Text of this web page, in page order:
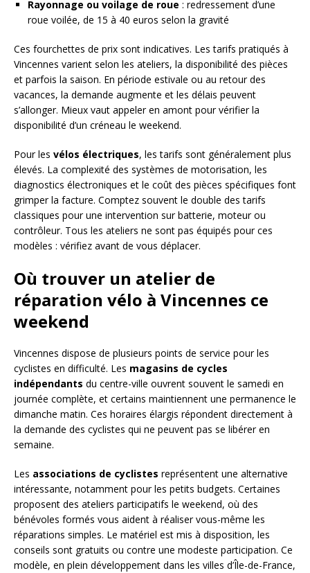
Rayonnage ou voilage de roue : redressement d’une
roue voilée, de 15 à 40 euros selon la gravité
Ces fourchettes de prix sont indicatives. Les tarifs pratiqués à
Vincennes varient selon les ateliers, la disponibilité des pièces
et parfois la saison. En période estivale ou au retour des
vacances, la demande augmente et les délais peuvent
s’allonger. Mieux vaut appeler en amont pour vérifier la
disponibilité d’un créneau le weekend.
Pour les vélos électriques, les tarifs sont généralement plus
élevés. La complexité des systèmes de motorisation, les
diagnostics électroniques et le coût des pièces spécifiques font
grimper la facture. Comptez souvent le double des tarifs
classiques pour une intervention sur batterie, moteur ou
contrôleur. Tous les ateliers ne sont pas équipés pour ces
modèles : vérifiez avant de vous déplacer.
Où trouver un atelier de
réparation vélo à Vincennes ce
weekend
Vincennes dispose de plusieurs points de service pour les
cyclistes en difficulté. Les magasins de cycles
indépendants du centre-ville ouvrent souvent le samedi en
journée complète, et certains maintiennent une permanence le
dimanche matin. Ces horaires élargis répondent directement à
la demande des cyclistes qui ne peuvent pas se libérer en
semaine.
Les associations de cyclistes représentent une alternative
intéressante, notamment pour les petits budgets. Certaines
proposent des ateliers participatifs le weekend, où des
bénévoles formés vous aident à réaliser vous-même les
réparations simples. Le matériel est mis à disposition, les
conseils sont gratuits ou contre une modeste participation. Ce
modèle, en plein développement dans les villes d’Île-de-France,